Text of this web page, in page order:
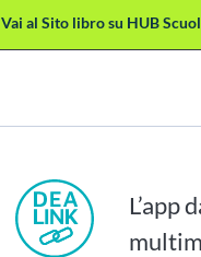
Vai al Sito libro su HUB
L’app